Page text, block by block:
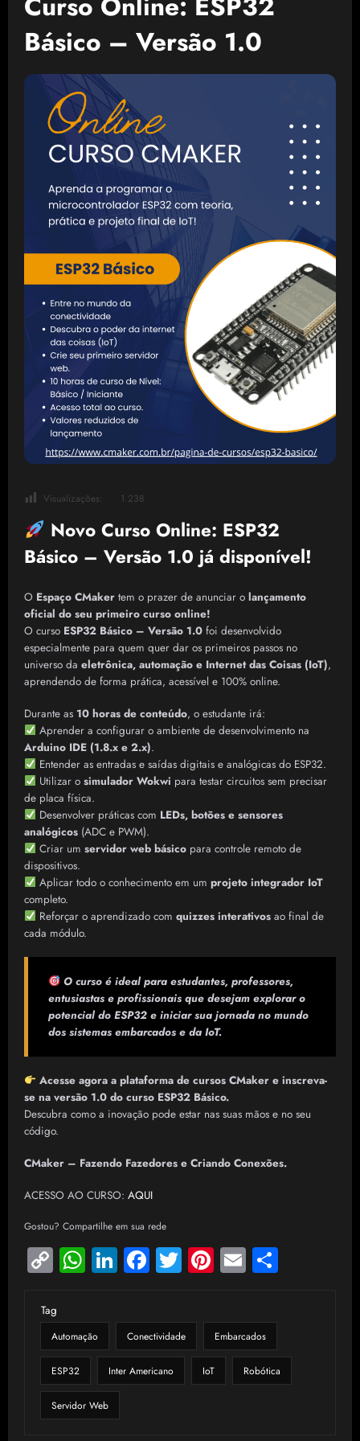
Básico – Versão 1.0
Visualizações: 1.238
Novo Curso Online: ESP32
Básico – Versão 1.0 já disponível!
O Espaço CMaker tem o prazer de anunciar o lançamento
oficial do seu primeiro curso online!
O curso ESP32 Básico – Versão 1.0 foi desenvolvido
especialmente para quem quer dar os primeiros passos no
universo da eletrônica, automação e Internet das Coisas (IoT),
aprendendo de forma prática, acessível e 100% online.
Durante as 10 horas de conteúdo, o estudante irá:
Aprender a configurar o ambiente de desenvolvimento na
Arduino IDE (1.8.x e 2.x).
Entender as entradas e saídas digitais e analógicas do ESP32.
Utilizar osimulador Wokwi para testar circuitos sem precisar
de placa física.
Desenvolver práticas com LEDs, botões e sensores
analógicos (ADC e PWM).
Criar umservidor web básico para controle remoto de
dispositivos.
Aplicar todo o conhecimento em umprojeto integrador IoT
completo.
Reforçar o aprendizado comquizzes interativos ao final de
cada módulo.
O curso é ideal para estudantes, professores,
entusiastas e profissionais que desejam explorar o
potencial do ESP32 e iniciar sua jornada no mundo
dos sistemas embarcados e da IoT.
Acesse agora a plataforma de cursos CMaker e inscreva-
se na versão 1.0 do curso ESP32 Básico.
Descubra como a inovação pode estar nas suas mãos e no seu
código.
CMaker – Fazendo Fazedores e Criando Conexões.
ACESSO AO CURSO: AQUI
Gostou? Compartilhe em sua rede
CopyWhatsApp
LinkedIn
Facebook
TwitterPinterest
Email
Tag
Automação Conectividade Embarcados
ESP32 Inter Americano IoT Robótica
Servidor Web